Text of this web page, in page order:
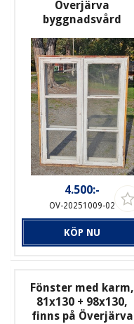
Överjärva
byggnadsvård
4.500:-
OV-20251009-02
KÖP NU
Fönster med karm,
81x130 + 98x130,
finns på Överjärva